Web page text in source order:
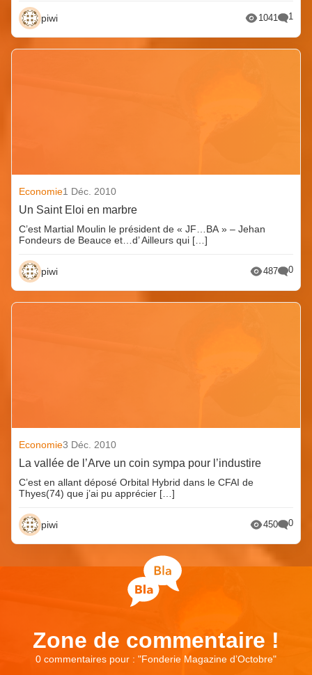
piwi 1041 1
Economie1 Déc. 2010
Un Saint Eloi en marbre
C’est Martial Moulin le président de « JF…BA » – Jehan
Fondeurs de Beauce et…d’ Ailleurs qui […]
piwi 487 0
Economie3 Déc. 2010
La vallée de l’Arve un coin sympa pour l’industire
C’est en allant déposé Orbital Hybrid dans le CFAI de
Thyes(74) que j’ai pu apprécier […]
piwi 450 0
Zone de commentaire !
0 commentaires pour : "Fonderie Magazine d’Octobre"